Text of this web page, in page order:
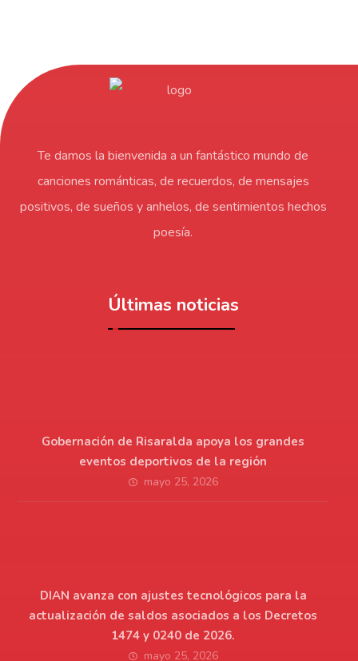
Te damos la bienvenida a un fantástico mundo de
canciones románticas, de recuerdos, de mensajes
positivos, de sueños y anhelos, de sentimientos hechos
poesía.
Últimas noticias
Gobernación de Risaralda apoya los grandes
eventos deportivos de la región
mayo 25, 2026
DIAN avanza con ajustes tecnológicos para la
actualización de saldos asociados a los Decretos
1474 y 0240 de 2026.
mayo 25, 2026